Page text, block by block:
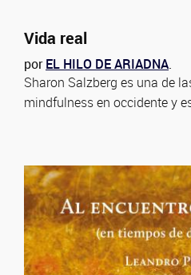
Vida real
porEL HILO DE ARIADNA.
Sharon Salzberg es una de
mindfulness en occidente y